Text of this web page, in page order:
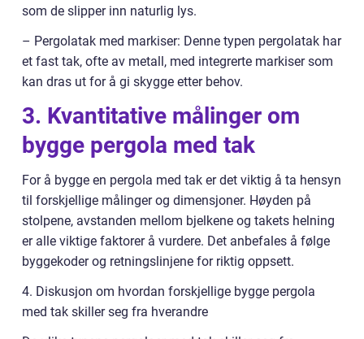
som de slipper inn naturlig lys.
– Pergolatak med markiser: Denne typen pergolatak har
et fast tak, ofte av metall, med integrerte markiser som
kan dras ut for å gi skygge etter behov.
3. Kvantitative målinger om
bygge pergola med tak
For å bygge en pergola med tak er det viktig å ta hensyn
til forskjellige målinger og dimensjoner. Høyden på
stolpene, avstanden mellom bjelkene og takets helning
er alle viktige faktorer å vurdere. Det anbefales å følge
byggekoder og retningslinjene for riktig oppsett.
4. Diskusjon om hvordan forskjellige bygge pergola
med tak skiller seg fra hverandre